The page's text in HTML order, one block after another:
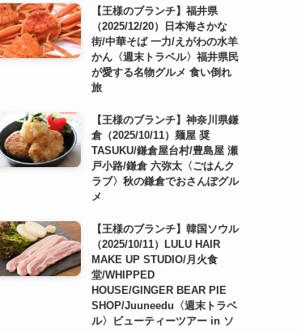
【王様のブランチ】福井県
（2025/12/20）日本海さかな
街/中華そば 一力/えがわの水羊
かん〈週末トラベル〉福井県民
が愛する名物グルメ 食い倒れ
旅
【王様のブランチ】神奈川県鎌
倉（2025/10/11）麺屋 奨
TASUKU/鎌倉屋台村/豊島屋 瀬
戸小路/鎌倉 六弥太〈ごはんク
ラブ〉秋の鎌倉でおさんぽグル
メ
【王様のブランチ】韓国ソウル
（2025/10/11）LULU HAIR
MAKE UP STUDIO/月火食
堂/WHIPPED
HOUSE/GINGER BEAR PIE
SHOP/Juuneedu〈週末トラベ
ル〉ビューティーツアー in ソ